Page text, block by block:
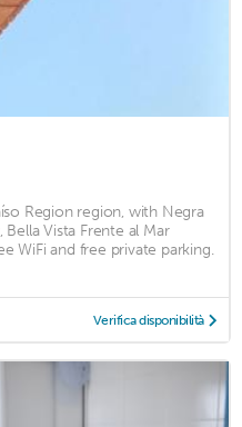
Region region, with Negra
Vista Frente al Mar
WiFi and free private parking.
Verifica disponibilità